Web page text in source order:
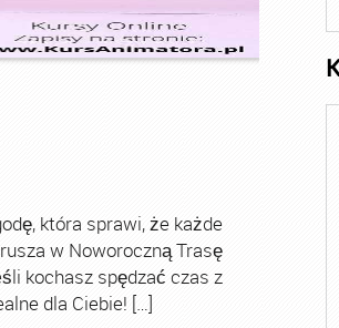
która sprawi, że każde
w Noworoczną Trasę
kochasz spędzać czas z
dla Ciebie! […]